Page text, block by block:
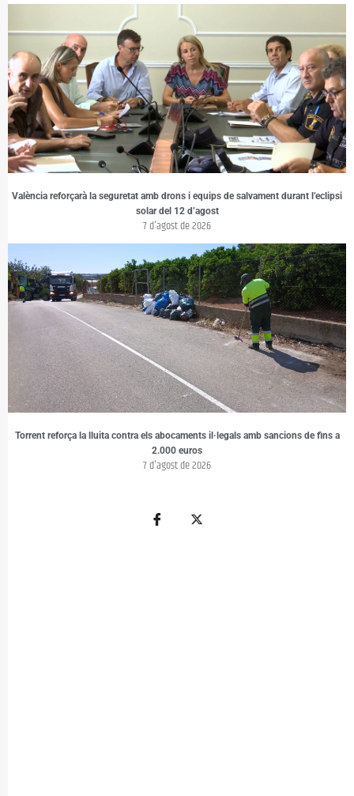
València reforçarà la seguretat amb drons i equips de salvament durant l’eclipsi
solar del 12 d’agost
7 d'agost de 2026
Torrent reforça la lluita contra els abocaments il·legals amb sancions de fins a
2.000 euros
7 d'agost de 2026